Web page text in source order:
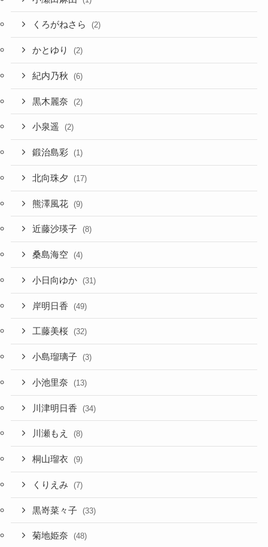
くろがねさら (2)
かとゆり (2)
紀内乃秋 (6)
黒木麗奈 (2)
小泉遥 (2)
鍛治島彩 (1)
北向珠夕 (17)
熊澤風花 (9)
近藤沙瑛子 (8)
桑島海空 (4)
小日向ゆか (31)
岸明日香 (49)
工藤美桜 (32)
小島瑠璃子 (3)
小池里奈 (13)
川津明日香 (34)
川瀬もえ (8)
桐山瑠衣 (9)
くりえみ (7)
黒嵜菜々子 (33)
菊地姫奈 (48)